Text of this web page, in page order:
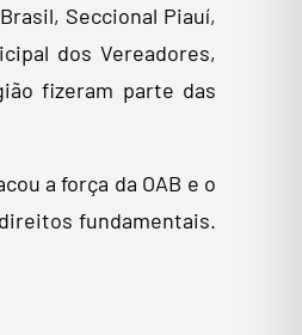
Seccional Piauí,
dos Vereadores,
fizeram parte das
a força da OAB e o
fundamentais.